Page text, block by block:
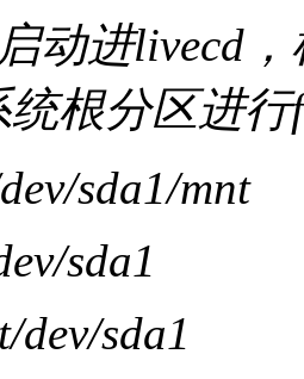
动进livecd
根分区进行
sda1/mnt
sda1
dev/sda1